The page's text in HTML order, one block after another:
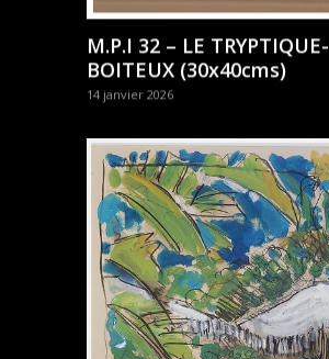
M.P.I 32 – LE TRYPTIQUE-
BOITEUX (30x40cms)
14 janvier 2026